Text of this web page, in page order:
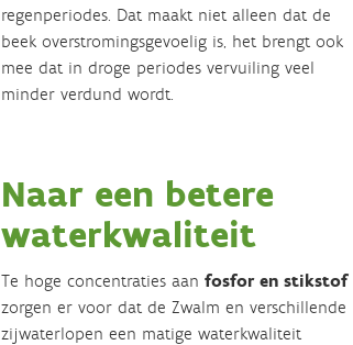
regenperiodes. Dat maakt niet alleen dat de
beek overstromingsgevoelig is, het brengt ook
mee dat in droge periodes vervuiling veel
minder verdund wordt.
Naar een betere
waterkwaliteit
Te hoge concentraties aan fosfor en stikstof
zorgen er voor dat de Zwalm en verschillende
zijwaterlopen een matige waterkwaliteit